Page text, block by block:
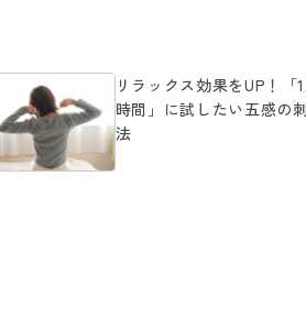
リラックス効果をUP！「
時間」に試したい五感の
法